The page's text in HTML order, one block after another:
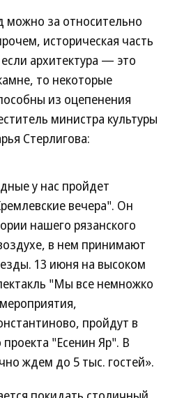
можно за относительно
историческая часть
архитектура — это
то некоторые
из оцепенения
министра культуры
Стерлигова:
у нас пройдет
вечера". Он
нашего рязанского
в нем принимают
13 июня на высоком
"Мы все немножко
пройдут в
"Есенин Яр". В
ждем до 5 тыс. гостей».